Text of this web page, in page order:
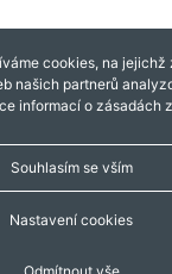
Captcha
cookies, na jejichž
našich partnerů
informací o zásadách
Souhlasím se vším
Nastavení cookies